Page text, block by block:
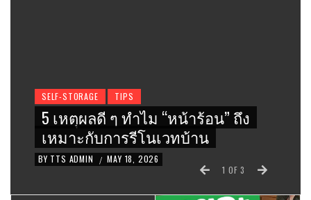
SELF-STORAGE TIPS
5 เหตุผลดี ๆ ทำไม “หน้าร้อน” ถึง
เหมาะกับการรีโนเวทบ้าน
BY TTS ADMIN / MAY 18, 2026
1 OF3